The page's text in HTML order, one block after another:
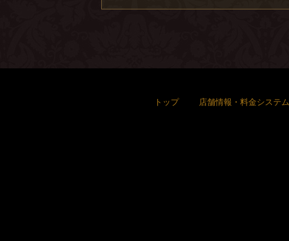
トップ 店舗情報・料金システム